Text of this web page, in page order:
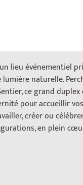
lieu événementiel
lumière naturelle.
ce grand duplex
pour accueillir
créer ou
en plein